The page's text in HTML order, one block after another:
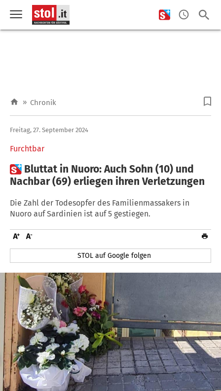
» Chronik
Furchtbar
Freitag, 27. September 2024
 Bluttat in Nuoro: Auch Sohn (10) und
Nachbar (69) erliegen ihren Verletzungen
Die Zahl der Todesopfer des Familienmassakers in
Nuoro auf Sardinien ist auf 5 gestiegen.
STOL auf Google folgen